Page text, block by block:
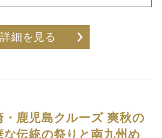
詳細を見る
・鹿児島クルーズ爽秋の
な伝統の祭りと南九州め